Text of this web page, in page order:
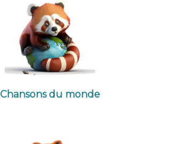
Chansons du monde